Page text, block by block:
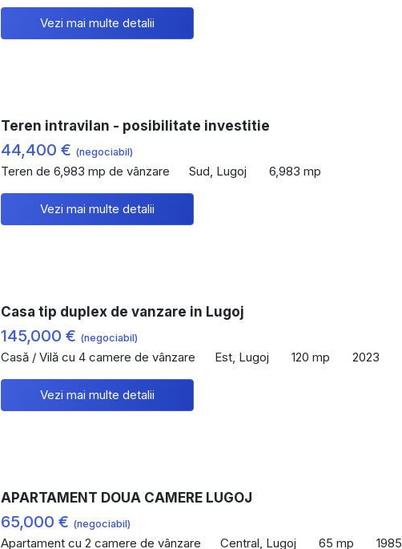
Vezi mai multe detalii
Teren intravilan - posibilitate investitie
44,400 € (negociabil)
Teren de 6,983 mp de vânzare Sud, Lugoj 6,983 mp
Vezi mai multe detalii
Casa tip duplex de vanzare in Lugoj
145,000 € (negociabil)
Casă / Vilă cu 4 camere de vânzare Est, Lugoj 120 mp 2023
Vezi mai multe detalii
APARTAMENT DOUA CAMERE LUGOJ
65,000 € (negociabil)
Apartament cu 2 camere de vânzare Central, Lugoj 65 mp 1985